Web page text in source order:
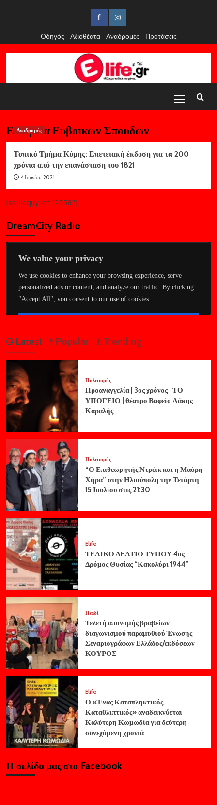
FacebookInstagram
Οδηγός
Αξιοθέατα Αναδρομές Προτάσεις
Menu
Εταιρεία Ευβοικων Σπουδων
Αναδρομές
Τοπικό Τμήμα Κύμης: Επετειακή έκδοση για τα 200
χρόνια από την επανάσταση του 1821
4 Ιουνίου, 2021
[soliloquy id="2558"]
DreamCity Radio
Latest Popular Trending
Πολιτισμός
Προαναγγελία | 3ος χρόνος | ΤΟ
ΥΠΟΓΕΙΟ | θέατρο Βαφείο Λάκης
Καραλής
Πολιτισμός
“Ο Επιθεωρητής Ντρέικ και η Μαύρη
Χήρα” στην Ηλιούπολη την Τετάρτη
15 Ιουλίου στις 21:30
Elife
ΤΕΛΙΚΟ ΔΕΛΤΙΟ ΤΥΠΟΥ 4ος
Δρόμος Θυσίας “Κακολύρι 1944”
Παιδί
Τελετή απονομής βραβείων
διαγωνισμού παραμυθιού Ένωσης
Σεναριογράφων Ελλάδος/εκδόσεων
ΚΟΥΡΟΣ
Elife
Ο «Ένας Καταπληκτικός
Καταθλιπτικός» αναδεικνύεται
Καλύτερη Κωμωδία για δεύτερη
συνεχόμενη χρονιά
Η σελίδα μας στο Facebook